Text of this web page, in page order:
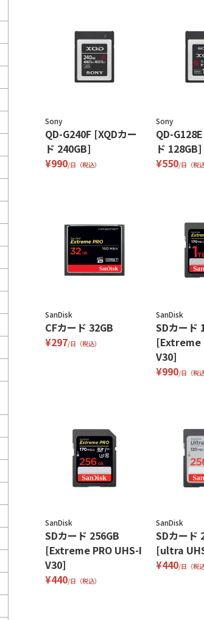
Sony
QD-G240F [XQDカー
ド 240GB]
¥990/日（税込）
Sony
QD-
ド 128GB]
¥550/日（税込
SanDisk
CFカード 32GB
¥297/日（税込）
SanDisk
SDカード
[Extreme
V30]
¥990/日（税込
SanDisk
SDカード 256GB
[Extreme PRO UHS-I
V30]
¥440/日（税込）
SanDisk
SDカード
[ultra
¥440/日（税込